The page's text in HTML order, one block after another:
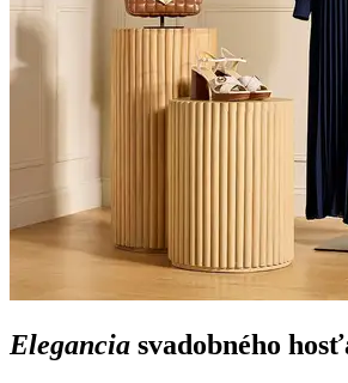
Elegancia svadobného